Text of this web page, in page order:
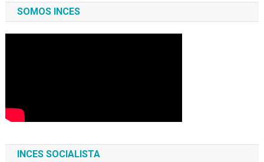
SOMOS INCES
INCES SOCIALISTA